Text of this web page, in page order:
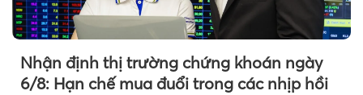
Nhận định thị trường chứng khoán ngày
6/8: Hạn chế mua đuổi trong các nhịp hồi